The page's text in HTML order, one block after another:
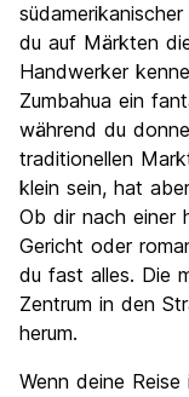
du auf Märkten
Handwerker
Zumbahua ein
während du
traditionellen
klein sein, hat
Ob dir nach einer
Gericht oder
du fast alles. Die
Zentrum in den
herum.
Wenn deine